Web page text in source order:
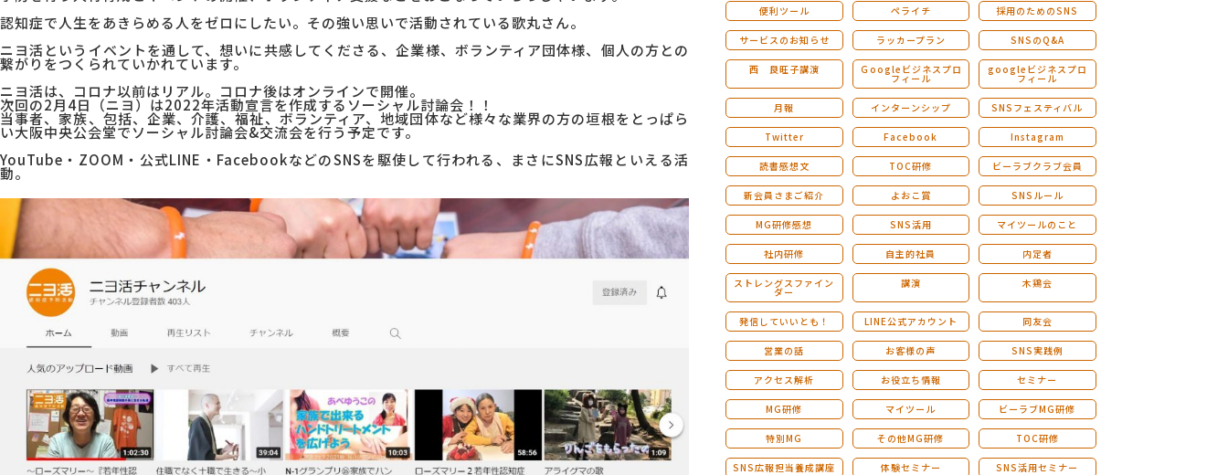
お問い合わせ
認知症で人生をあきらめる人をゼロにしたい。その強い思いで活動されている歌丸さん。
ニヨ活というイベントを通して、想いに共感してくださる、企業様、ボランティア団体様、個人の方との
繋がりをつくられていかれています。
ニヨ活は、コロナ以前はリアル。コロナ後はオンラインで開催。
次回の2月4日（ニヨ）は2022年活動宣言を作成するソーシャル討論会！！
当事者、家族、包括、企業、介護、福祉、ボランティア、地域団体など様々な業界の方の垣根をとっぱら
い大阪中央公会堂でソーシャル討論会&交流会を行う予定です。
YouTube・ZOOM・公式LINE・FacebookなどのSNSを駆使して行われる、まさにSNS広報といえる活
動。
便利ツール ペライチ 採用のためのSNS
サービスのお知らせ ラッカープラン SNSのQ&A
西 良旺子講演 Ｇoogleビジネスプロ
フィール
googleビジネスプロ
フィール
月報 インターンシップ SNSフェスティバル
Twitter Facebook Instagram
読書感想文 TOC研修 ビーラブクラブ会員
新会員さまご紹介 よおこ賞 SNSルール
MG研修感想 SNS活用 マイツールのこと
社内研修 自主的社員 内定者
ストレングスファイン
ダー
講演 木鶏会
発信していいとも！ LINE公式アカウント 同友会
営業の話 お客様の声 SNS実践例
アクセス解析 お役立ち情報 セミナー
MG研修 マイツール ビーラブMG研修
特別MG その他MG研修 TOC研修
SNS広報担当養成講座 体験セミナー SNS活用セミナー